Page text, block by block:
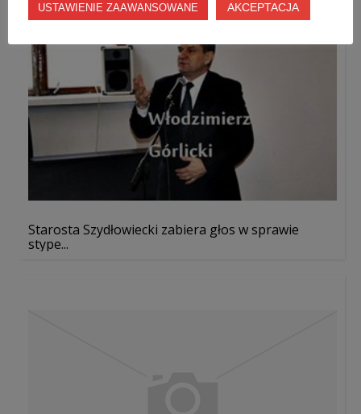
Starosta Szydłowiecki zabiera głos w sprawie
stype...
USTAWIENIE ZAAWANSOWANE AKCEPTACJA